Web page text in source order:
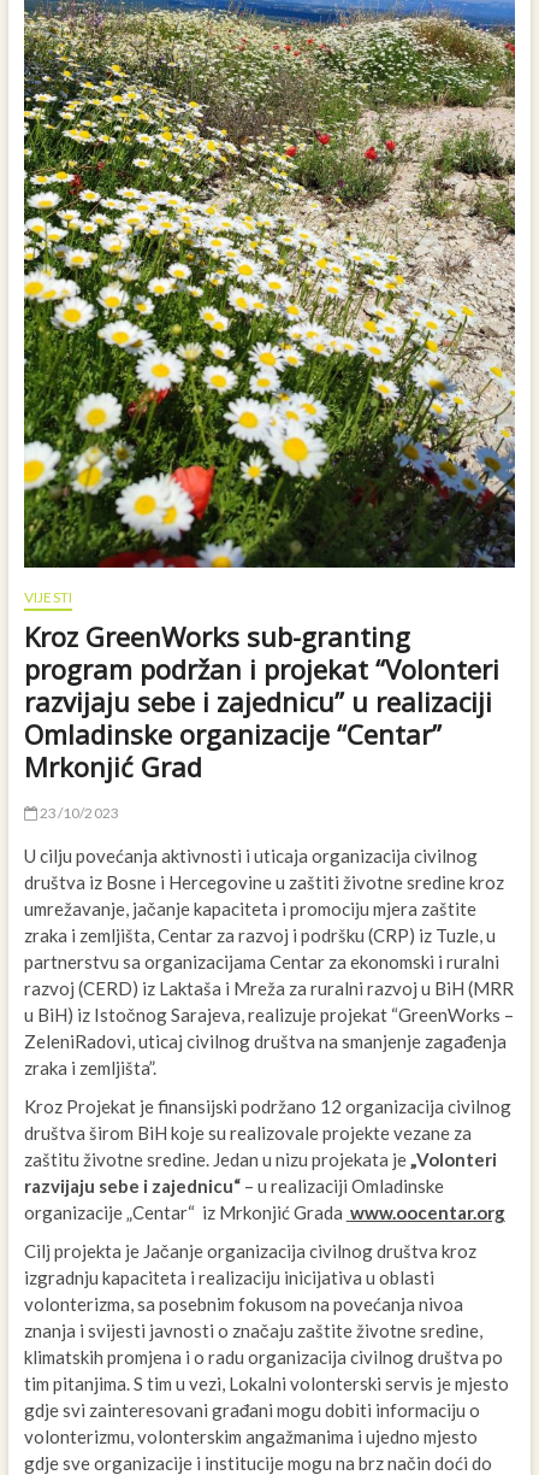
VIJESTI
Kroz GreenWorks sub-granting
program podržan i projekat “Volonteri
razvijaju sebe i zajednicu” u realizaciji
Omladinske organizacije “Centar”
Mrkonjić Grad
23/10/2023
U cilju povećanja aktivnosti i uticaja organizacija civilnog
društva iz Bosne i Hercegovine u zaštiti životne sredine kroz
umrežavanje, jačanje kapaciteta i promociju mjera zaštite
zraka i zemljišta, Centar za razvoj i podršku (CRP) iz Tuzle, u
partnerstvu sa organizacijama Centar za ekonomski i ruralni
razvoj (CERD) iz Laktaša i Mreža za ruralni razvoj u BiH (MRR
u BiH) iz Istočnog Sarajeva, realizuje projekat “GreenWorks –
ZeleniRadovi, uticaj civilnog društva na smanjenje zagađenja
zraka i zemljišta”.
Kroz Projekat je finansijski podržano 12 organizacija civilnog
društva širom BiH koje su realizovale projekte vezane za
zaštitu životne sredine. Jedan u nizu projekata je„Volonteri
razvijaju sebe i zajednicu“ – u realizaciji Omladinske
organizacije „Centar“ iz Mrkonjić Grada www.oocentar.org
Cilj projekta je Jačanje organizacija civilnog društva kroz
izgradnju kapaciteta i realizaciju inicijativa u oblasti
volonterizma, sa posebnim fokusom na povećanja nivoa
znanja i svijesti javnosti o značaju zaštite životne sredine,
klimatskih promjena i o radu organizacija civilnog društva po
tim pitanjima. S tim u vezi, Lokalni volonterski servis je mjesto
gdje svi zainteresovani građani mogu dobiti informaciju o
volonterizmu, volonterskim angažmanima i ujedno mjesto
gdje sve organizacije i institucije mogu na brz način doći do